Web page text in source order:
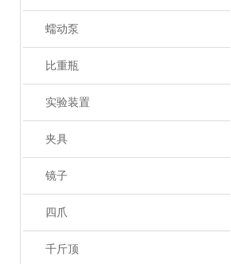
蠕动泵
比重瓶
实验装置
夹具
镜子
四爪
千斤顶